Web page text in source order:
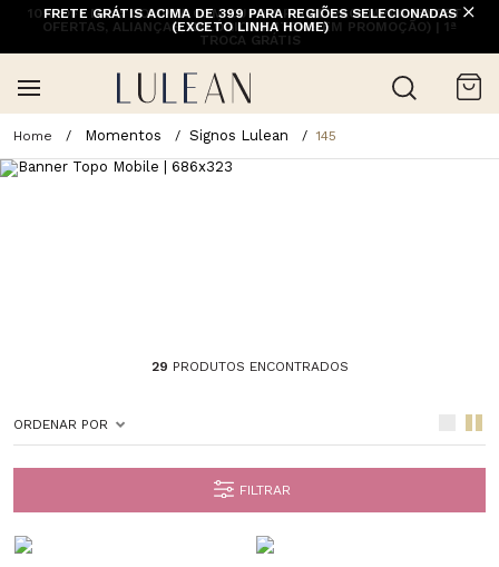
10% OFF NA 1ª COMPRA COM CUPOM PRIMEIRACOMPRA (EXCETO
OFERTAS, ALIANÇAS, RELÓGIOS E ITENS EM PROMOÇÃO) | 1ª
TROCA GRÁTIS
FRETE GRÁTIS ACIMA DE 399 PARA REGIÕES SELECIONADAS
(EXCETO LINHA HOME)
Momentos Signos Lulean 145
29 PRODUTOS ENCONTRADOS
ORDENAR POR
FILTRAR